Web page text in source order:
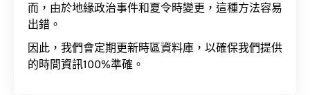
而，由於地緣政治事件和夏令時變更，這種方法容易
出錯。
因此，我們會定期更新時區資料庫，以確保我們提供
的時間資訊100%準確。